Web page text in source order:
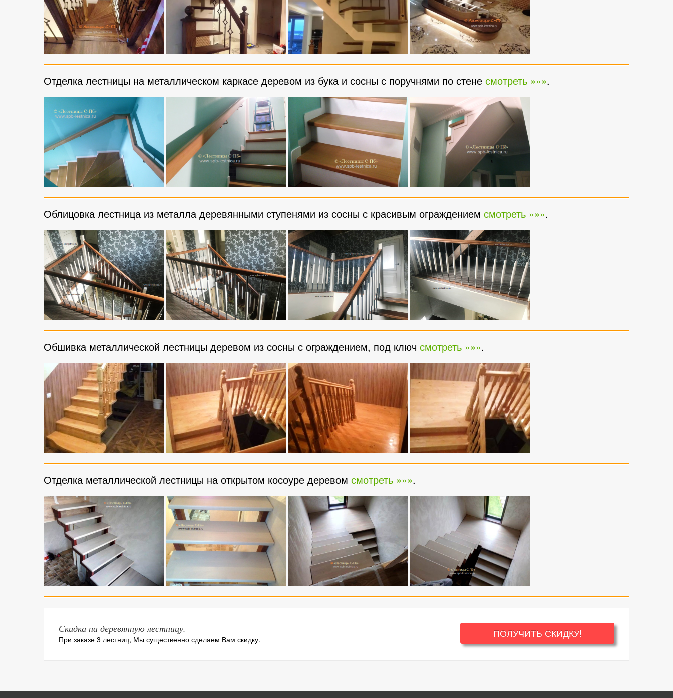
Отделка лестницы на металлическом каркасе деревом из бука и сосны с поручнями по стене смотреть »»».
Облицовка лестница из металла деревянными ступенями из сосны с красивым ограждением смотреть »»».
Обшивка металлической лестницы деревом из сосны с ограждением, под ключ смотреть »»».
Отделка металлической лестницы на открытом косоуре деревом смотреть »»».
Скидка на деревянную лестницу.
При заказе 3 лестниц, Мы существенно сделаем Вам скидку. ПОЛУЧИТЬ СКИДКУ!